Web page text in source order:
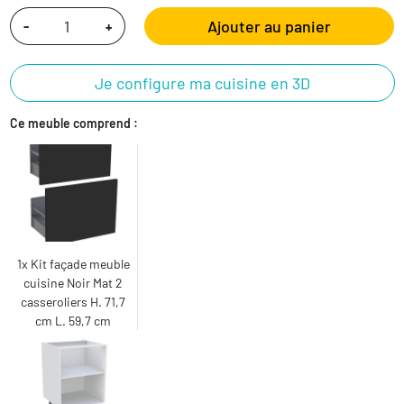
- + Ajouter au panier
Je configure ma cuisine en 3D
Ce meuble comprend :
1x Kit façade meuble
cuisine Noir Mat 2
casseroliers H. 71,7
cm L. 59,7 cm